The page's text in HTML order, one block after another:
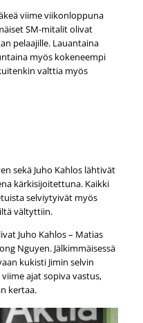
viime viikonloppuna
SM-mitalit olivat
pelaajille. Lauantaina
myös kokeneempi
valttia myös
sekä Juho Kahlos lähtivät
kärkisijoitettuna. Kaikki
selviytyivät myös
vältyttiin.
Juho Kahlos – Matias
Nguyen. Jälkimmäisessä
kukisti Jimin selvin
ajat sopiva vastus,
kertaa.